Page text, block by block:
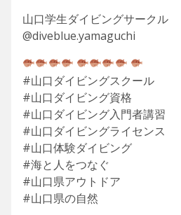
山口学生ダイビングサークル
@diveblue.yamaguchi
#山口ダイビングスクール
#山口ダイビング資格
#山口ダイビング入門者講習
#山口ダイビングライセンス
#山口体験ダイビング
#海と人をつなぐ
#山口県アウトドア
#山口県の自然